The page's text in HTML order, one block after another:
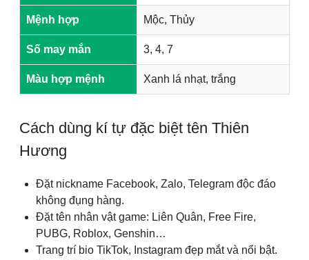
Mệnh hợp Mộc, Thủy
Số may mắn 3, 4, 7
Màu hợp mệnh Xanh lá nhạt, trắng
Cách dùng kí tự đặc biệt tên Thiên
Hương
Đặt nickname Facebook, Zalo, Telegram độc đáo
không đụng hàng.
Đặt tên nhân vật game: Liên Quân, Free Fire,
PUBG, Roblox, Genshin…
Trang trí bio TikTok, Instagram đẹp mắt và nổi bật.